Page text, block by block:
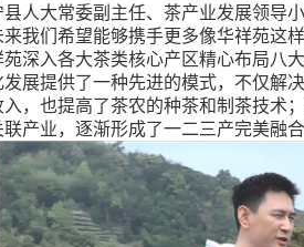
县人大常委副主任、茶产业发展领导
我们希望能够携手更多像华祥苑这
苑深入各大茶类核心产区精心布局八
展提供了一种先进的模式，不仅解
入，也提高了茶农的种茶和制茶技术
产业，逐渐形成了一二三产完美融